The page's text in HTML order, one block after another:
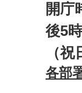
開庁
後5
（
各部